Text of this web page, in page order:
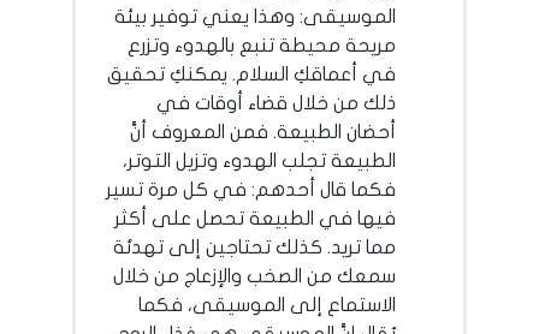
الموسيقى: وهذا يعني توفير بيئة
مريحة محيطة تنبع بالهدوء وتزرع
في أعماقكِ السلام. يمكنكِ تحقيق
ذلك من خلال قضاء أوقات في
أحضان الطبيعة. فمن المعروف أنَّ
الطبيعة تجلب الهدوء وتزيل التوتر،
فكما قال أحدهم: في كل مرة تسير
فيها في الطبيعة تحصل على أكثر
مما تريد. كذلك تحتاجين إلى تهدئة
سمعك من الصخب والإزعاج من خلال
الاستماع إلى الموسيقى، فكما